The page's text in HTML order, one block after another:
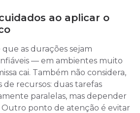
ao aplicar o
as durações sejam
— em ambientes muito
cai. Também não considera,
de recursos: duas tarefas
paralelas, mas depender
Outro ponto de atenção é evitar